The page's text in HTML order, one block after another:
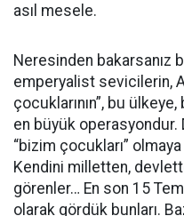
asıl mesele.
Neresinden bakarsanız
emperyalist sevicilerin,
çocuklarının”, bu
en büyük operasyondur.
“bizim çocukları”
Kendini milletten,
görenler… En son 15
olarak gördük bunları.